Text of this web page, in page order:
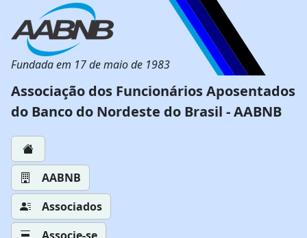
Fundada em 17 de maio de 1983
Associação dos Funcionários Aposentados
do Banco do Nordeste do Brasil - AABNB
AABNB
Associados